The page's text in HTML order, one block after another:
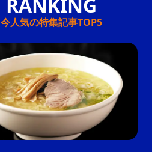
今人気の特集記事TOP5